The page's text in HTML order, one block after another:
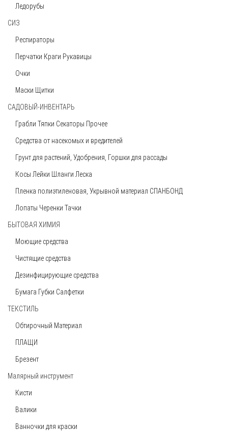
Ветошь (Бязь, Х/Б) 10 кг
1750 руб
Лопата штыковая из рельсовой стали
250 руб
Ледорубы
СИЗ
Респираторы
Перчатки Краги Рукавицы
Очки
Маски Щитки
САДОВЫЙ-ИНВЕНТАРЬ
Грабли Тяпки Секаторы Прочее
Средства от насекомых и вредителей
Грунт для растений, Удобрения, Горшки для рассады
Косы Лейки Шланги Леска
Пленка полиэтиленовая, Укрывной материал СПАНБОНД
Лопаты Черенки Тачки
БЫТОВАЯ ХИМИЯ
Моющие средства
Чистящие средства
Дезинфицирующие средства
Бумага Губки Салфетки
ТЕКСТИЛЬ
Обтирочный Материал
ПЛАЩИ
Брезент
Малярный инструмент
Кисти
Валики
Ванночки для краски